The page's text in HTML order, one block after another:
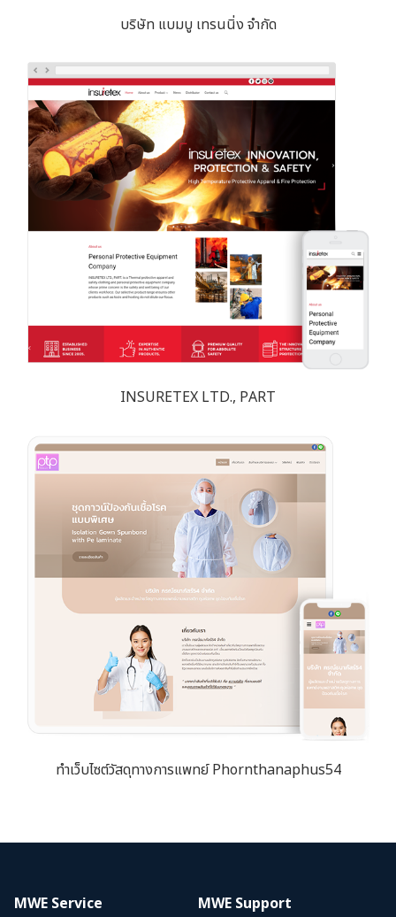
บริษัท แบมบู เทรนนิ่ง จำกัด
INSURETEX LTD., PART
ทำเว็บไซต์วัสดุทางการแพทย์ Phornthanaphus54
MWE Service MWE Support